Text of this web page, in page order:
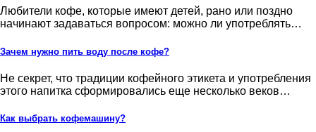
Любители кофе, которые имеют детей, рано или поздно
начинают задаваться вопросом: можно ли употреблять…
Зачем нужно пить воду после кофе?
Не секрет, что традиции кофейного этикета и употребления
этого напитка сформировались еще несколько веков…
Как выбрать кофемашину?